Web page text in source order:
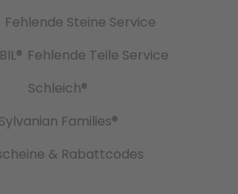
Fehlende Steine Service
Fehlende Teile Service
Schleich®
Sylvanian Families®
& Rabattcodes